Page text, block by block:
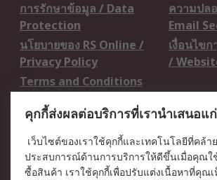
การรักษาข้อมูล / Data
Protection
ความปล
Email
นโยบายของ RS Online /
Privacy Policy
เงื่อนไขก
/
Terms and Conditions
เกี่ยวกับ RS / About RS
RS ทั่วโลก / RS
Worldwide
ข่าวประ
Centre
คุกกี้ส่งผลต่อบริการที่เรานำเสนอ
เว็บไซต์ของเราใช้คุกกี้และเทคโนโลยีที่คล้า
ประสบการณ์ด้านการบริการให้ดีขึ้นเมื่อคุณใ
ซื้อสินค้า เราใช้คุกกี้เพื่อปรับแต่งเนื้อหาที่คุณ